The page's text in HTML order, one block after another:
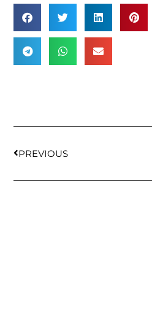
PREVIOUS